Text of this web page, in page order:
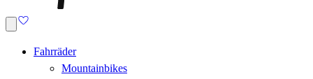
Fahrräder
Mountainbikes